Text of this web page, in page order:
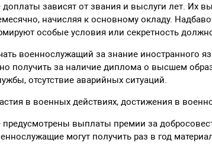
доплаты зависят от звания и выслуги лет. Их
начисляя к основному окладу.
особые условия или секретность
военнослужащий за знание иностранного
получить за наличие диплома о высшем
отсутствие аварийных ситуаций.
в военных действиях, достижения в
предусмотрены выплаты премии за
могут получить раз в год